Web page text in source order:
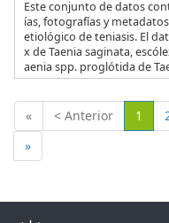
Este conjunto de datos
ías, fotografías y
etiológico de teniasis. El
x de Taenia saginata,
aenia spp. proglótida de
« < Anterior 1
»